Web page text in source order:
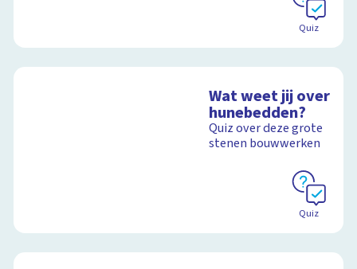
Quiz
Wat weet jij over
hunebedden?
Quiz over deze grote
stenen bouwwerken
Quiz